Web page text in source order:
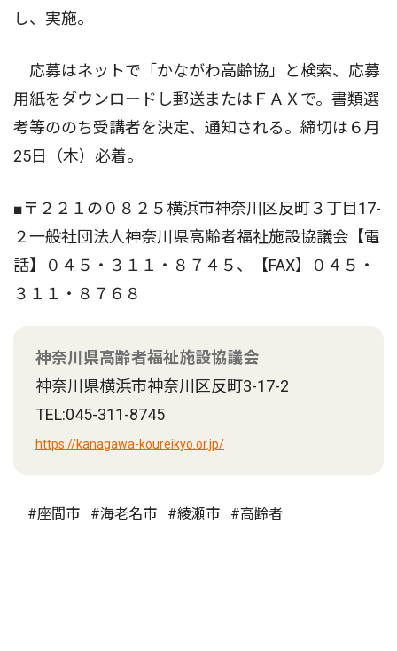
し、実施。
応募はネットで「かながわ高齢協」と検索、応募
用紙をダウンロードし郵送またはＦＡＸで。書類選
考等ののち受講者を決定、通知される。締切は６月
25日（木）必着。
■〒２２１の０８２５横浜市神奈川区反町３丁目17-
２一般社団法人神奈川県高齢者福祉施設協議会【電
話】０４５・３１１・８７４５、【FAX】０４５・
３１１・８７６８
神奈川県高齢者福祉施設協議会
神奈川県横浜市神奈川区反町3-17-2
TEL:045-311-8745
https://kanagawa-koureikyo.or.jp/
#座間市 #海老名市 #綾瀬市 #高齢者